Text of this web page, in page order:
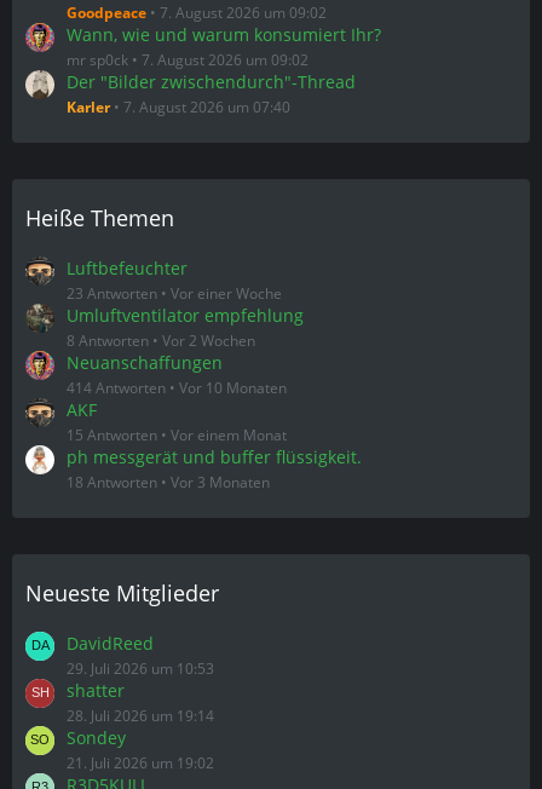
Goodpeace 7. August 2026 um 09:02
Wann, wie und warum konsumiert Ihr?
mr sp0ck 7. August 2026 um 09:02
Der "Bilder zwischendurch"-Thread
Karler 7. August 2026 um 07:40
Heiße Themen
Luftbefeuchter
23 Antworten Vor einer Woche
Umluftventilator empfehlung
8 Antworten Vor 2 Wochen
Neuanschaffungen
414 Antworten Vor 10 Monaten
AKF
15 Antworten Vor einem Monat
ph messgerät und buffer flüssigkeit.
18 Antworten Vor 3 Monaten
Neueste Mitglieder
DavidReed
29. Juli 2026 um 10:53
shatter
28. Juli 2026 um 19:14
Sondey
21. Juli 2026 um 19:02
R3D5KULL